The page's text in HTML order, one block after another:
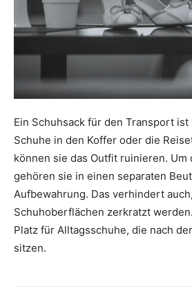
Ein Schuhsack für den Transport ist
Schuhe in den Koffer oder die
können sie das Outfit ruinieren. Um
gehören sie in einen separaten
Aufbewahrung. Das verhindert
Schuhoberflächen zerkratzt
Platz für Alltagsschuhe, die nach
sitzen.